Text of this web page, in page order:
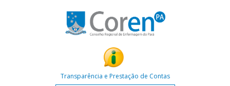
Transparência e Prestação de Contas